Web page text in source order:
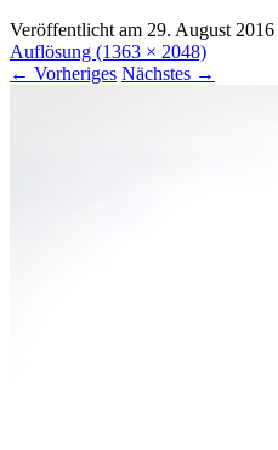
Veröffentlicht am 29. August 2016
Auflösung (1363 × 2048)
← Vorheriges Nächstes →